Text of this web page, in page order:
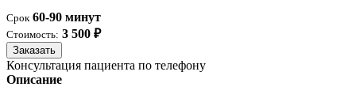
Срок 60-90 минут
Стоимость: 3 500 ₽
Заказать
Консультация пациента по телефону
Описание